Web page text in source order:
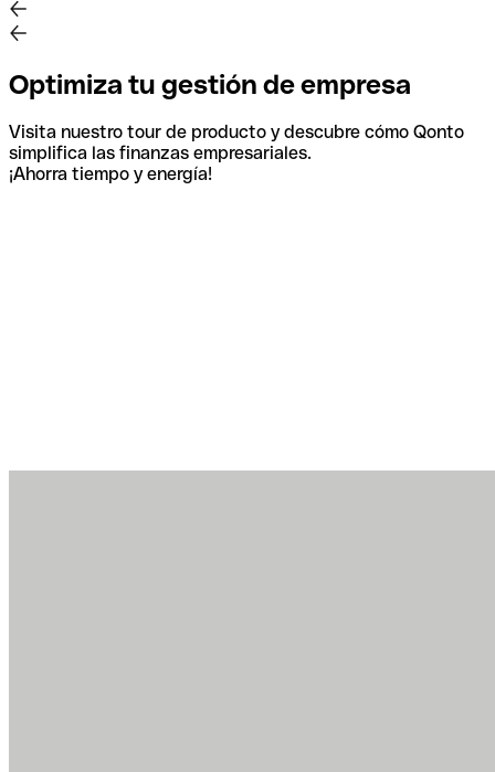
Optimiza tu gestión de empresa
Visita nuestro tour de producto y descubre cómo Qonto
simplifica las finanzas empresariales.
¡Ahorra tiempo y energía!